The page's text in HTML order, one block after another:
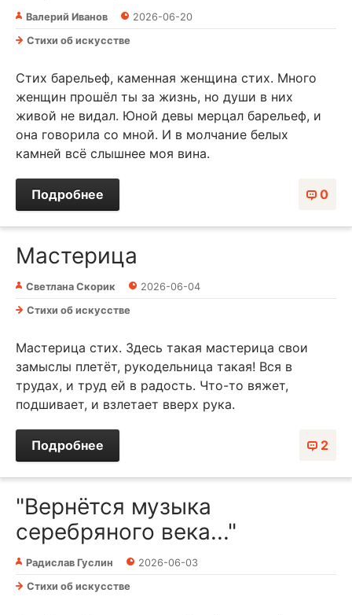
Валерий Иванов
2026-06-20
Стихи об искусстве
Стих барельеф, каменная женщина стих. Много
женщин прошёл ты за жизнь, но души в них
живой не видал. Юной девы мерцал барельеф, и
она говорила со мной. И в молчание белых
камней всё слышнее моя вина.
0
Подробнее
Мастерица
Светлана Скорик
2026-06-04
Стихи об искусстве
Мастерица стих. Здесь такая мастерица свои
замыслы плетёт, рукодельница такая! Вся в
трудах, и труд ей в радость. Что-то вяжет,
подшивает, и взлетает вверх рука.
2
Подробнее
"Вернётся музыка
серебряного века..."
Радислав Гуслин
2026-06-03
Стихи об искусстве